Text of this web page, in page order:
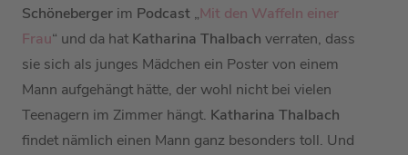
Schöneberger im Podcast „Mit den Waffeln einer
Frau“ und da hat Katharina Thalbach verraten, dass
sie sich als junges Mädchen ein Poster von einem
Mann aufgehängt hätte, der wohl nicht bei vielen
Teenagern im Zimmer hängt. Katharina Thalbach
findet nämlich einen Mann ganz besonders toll. Und